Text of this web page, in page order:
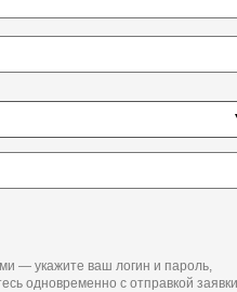
— укажите ваш логин и пароль,
одновременно с отправкой